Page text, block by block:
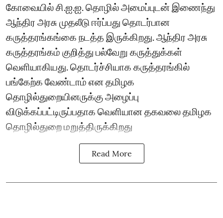
கோவையில் சி.ஐ.ஐ. தொழில் அமைப்புடன் இணைந்து
ஆந்திர அரசு முதலீடு ஈர்ப்பது தொடர்பான
கருத்தரங்கங்கை நடத்த இருக்கிறது. ஆந்திர அரசு
கருத்தரங்கம் குறித்து பல்வேறு கருத்துக்கள்
வெளியாகியது. தொடர்ச்சியாக கருத்தரங்கில்
பங்கேற்க வேண்டாம் என தமிழக
தொழில்துறையினருக்கு அழைப்பு
விடுக்கப்பட்டிருப்பதாக வெளியான தகவலை தமிழக
தொழில்துறை மறுத்திருக்கிறது
Read More